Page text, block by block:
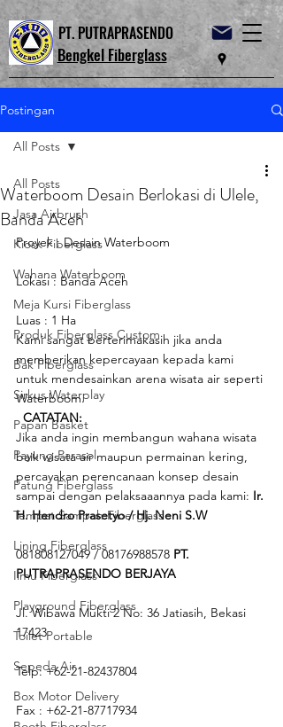
PT. PUTRAPRASENDO
Bengkel Fiberglass
Postingan
All Posts
Jasa Airbrush
Kiosk Fiberglass
Wahana Waterboom
Meja Kursi Fiberglass
Produk Fiberglass Custom
Bak Fiberglass
Sirkus Waterplay
Papan Basket
Payung Parasol
Patung Fiberglass
Tempat Sampah Fiberglass
Lining Fiberglass
Ilmu Fiberglass
Playground Fiberglass
Toilet Portable
Sepeda Air
Box Motor Delivery
All Posts
Waterboom Desain Berlokasi di Ulele,
Banda Aceh
Proyek : Desain Waterboom
Lokasi : Banda Aceh
Luas : 1 Ha
Kami sangat berterimakasih jika anda
memberikan kepercayaan kepada kami
untuk mendesainkan arena wisata air seperti
Waterboom.
CATATAN:
Jika anda ingin membangun wahana wisata
baik wisata air maupun permainan kering,
percayakan perencanaan konsep desain
sampai dengan pelaksaaannya pada kami: Ir.
H. Hendro Prasetyo / Hj. Neni S.W
081808127049 / 08176988578 PT.
PUTRAPRASENDO BERJAYA
Jl. Wibawa Mukti 2 No: 36 Jatiasih, Bekasi
17423
Telp: +62-21-82437804
Fax : +62-21-87717934